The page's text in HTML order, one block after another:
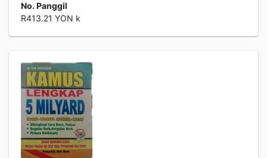
No. Panggil
R413.21 YON k